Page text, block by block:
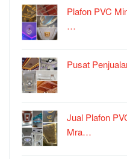
Plafon PVC
…
Pusat
Jual Plafon
Mra…